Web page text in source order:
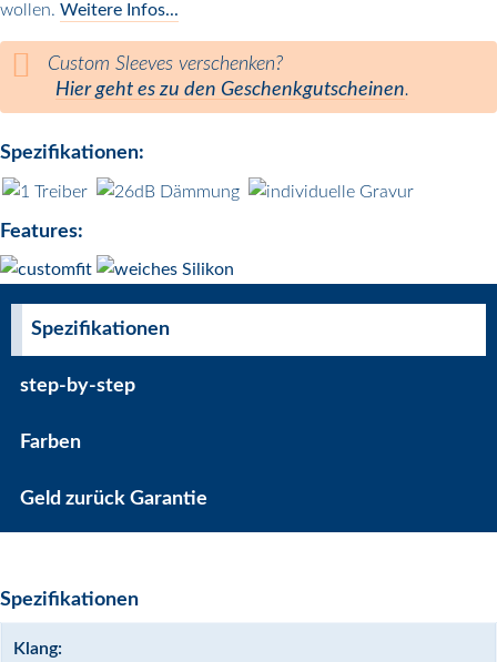
wollen. Weitere Infos...
Custom Sleeves verschenken?
Hier geht es zu den Geschenkgutscheinen.
Spezifikationen:
Features:
Spezifikationen
step-by-step
Farben
Geld zurück Garantie
Spezifikationen
Klang: